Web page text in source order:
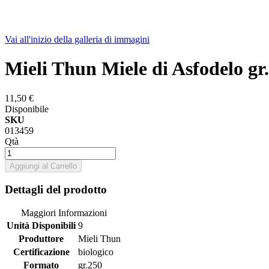
Vai all'inizio della galleria di immagini
Mieli Thun Miele di Asfodelo
11,50 €
Disponibile
SKU
013459
Qtà
Aggiungi al Carrello
Dettagli del prodotto
Maggiori Informazioni
Unità Disponibili 9
Produttore
Mieli Thun
Certificazione
biologico
Formato
gr.250